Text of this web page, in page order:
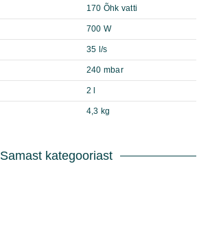
170 Õhk vatti
700 W
35 l/s
240 mbar
2 l
4,3 kg
Samast kategooriast